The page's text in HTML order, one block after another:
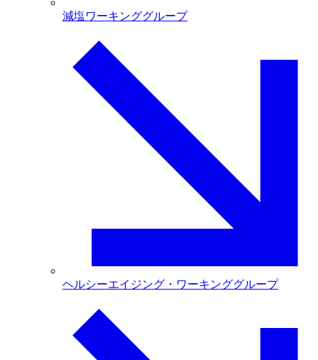
減塩ワーキンググループ
ヘルシーエイジング・ワーキンググループ